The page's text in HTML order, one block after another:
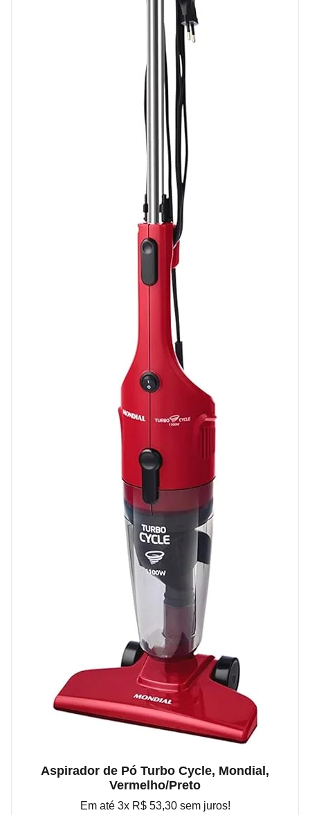
Aspirador de Pó Turbo Cycle, Mondial,
Vermelho/Preto
Em até 3x R$ 53,30 sem juros!